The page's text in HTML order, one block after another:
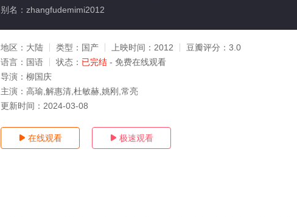
别名：zhangfudemimi2012
地区： 大陆 类型： 国产 上映时间： 2012 豆瓣评分： 3.0
语言： 国语 状态： 已完结 - 免费在线观看
导演： 柳国庆
主演： 高瑜,解惠清,杜敏赫,姚刚,常亮
更新时间： 2024-03-08
 在线观看  极速观看